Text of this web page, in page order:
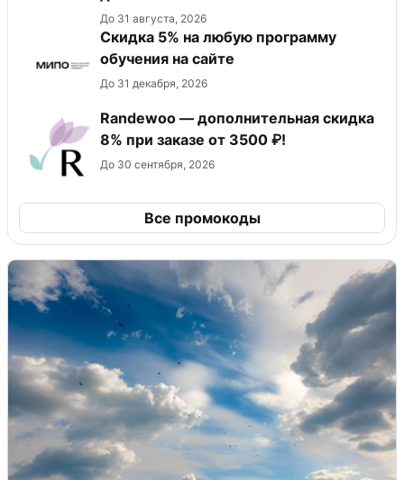
До 31 августа, 2026
Скидка 5% на любую программу
обучения на сайте
До 31 декабря, 2026
Randewoo — дополнительная скидка
8% при заказе от 3500 ₽!
До 30 сентября, 2026
Все промокоды